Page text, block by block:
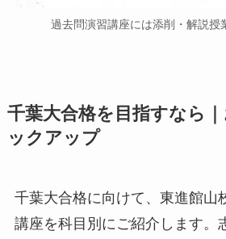
過去問演習講座には添削・解説授
千葉大合格を目指すなら
ックアップ
千葉大合格に向けて、東進館山
講座を科目別にご紹介します。